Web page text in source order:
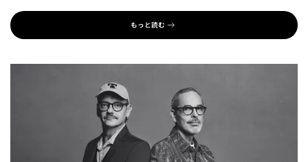
もっと読む